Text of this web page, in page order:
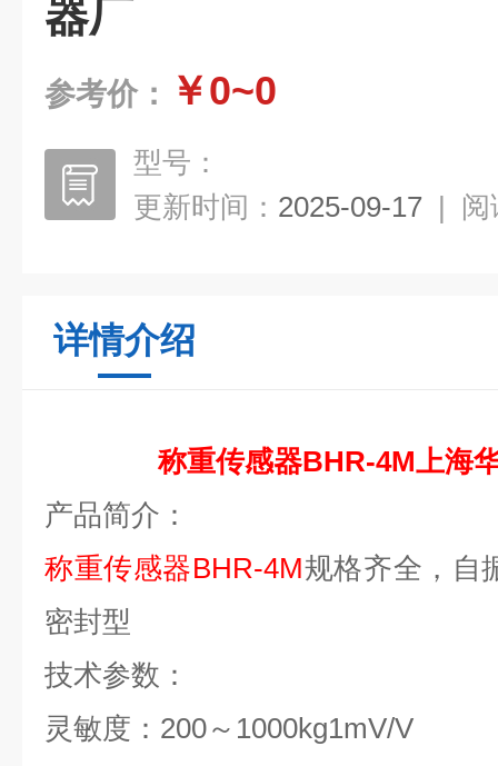
器厂
参考价： ￥0~0
型号：
更新时间： 2025-09-17 | 阅
详情介绍
称重传感器BHR-4M上海
产品简介：
称重传感器BHR-4M规格齐全，自
密封型
技术参数：
灵敏度：200～1000kg1mV/V